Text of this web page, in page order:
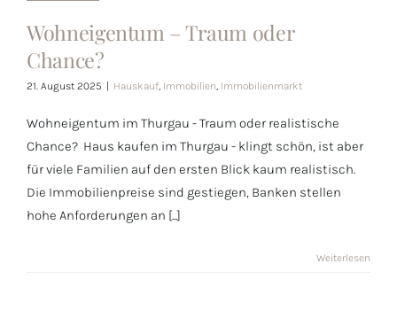
– Traum oder
Wohneigentum – Traum oder
Chance?
21. August 2025 Hauskauf, Immobilien, Immobilienmarkt
Wohneigentum im Thurgau - Traum oder realistische
Chance? Haus kaufen im Thurgau - klingt schön, ist aber
für viele Familien auf den ersten Blick kaum realistisch.
Die Immobilienpreise sind gestiegen, Banken stellen
hohe Anforderungen an [...]
Weiterlesen